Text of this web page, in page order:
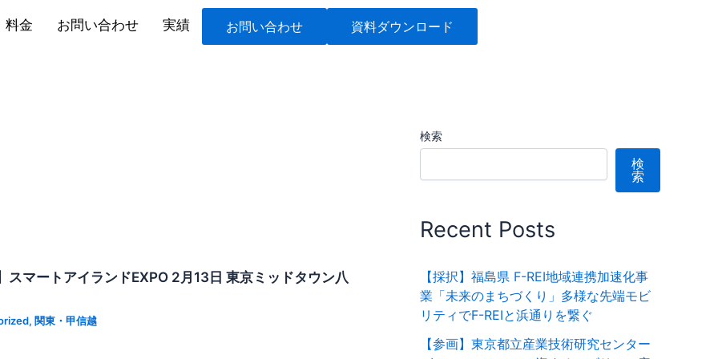
料金 お問い合わせ 実績 お問い合わせ 資料ダウンロード
スマートアイランドEXPO 2月13日 東京ミッドタウン八
, 関東・甲信越
検索
検
索
Recent Posts
【採択】福島県 F-REI地域連携加速化事
業「未来のまちづくり」多様な先端モビ
リティでF-REIと浜通りを繋ぐ
【参画】東京都立産業技術研究センター